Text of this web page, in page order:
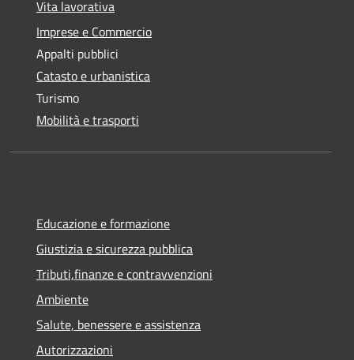
Vita lavorativa
Imprese e Commercio
Appalti pubblici
Catasto e urbanistica
Turismo
Mobilità e trasporti
Educazione e formazione
Giustizia e sicurezza pubblica
Tributi,finanze e contravvenzioni
Ambiente
Salute, benessere e assistenza
Autorizzazioni